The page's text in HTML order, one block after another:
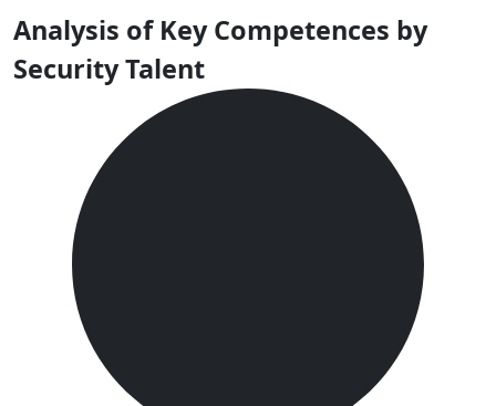
Analysis of Key Competences by
Security Talent